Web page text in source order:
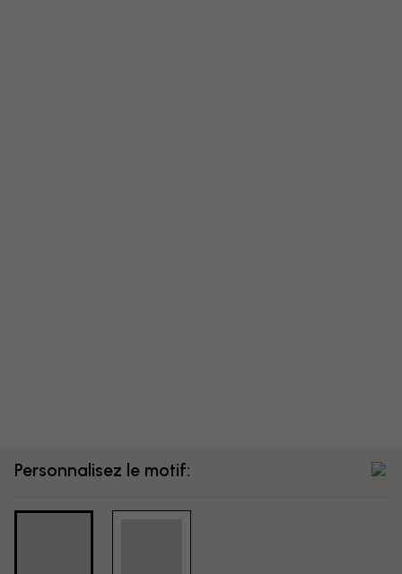
Personnalisez le motif: